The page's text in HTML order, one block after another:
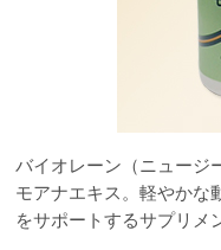
バイオレーン（ニュージ
モアナエキス。軽やかな
をサポートするサプリメ